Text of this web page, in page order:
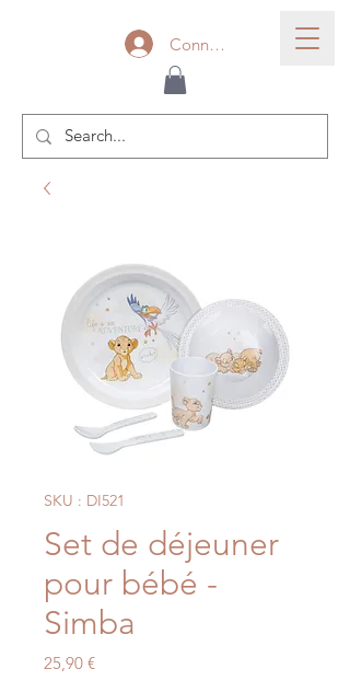
Connexion
SKU : DI521
Set de déjeuner
pour bébé -
Simba
25,90 €Prix